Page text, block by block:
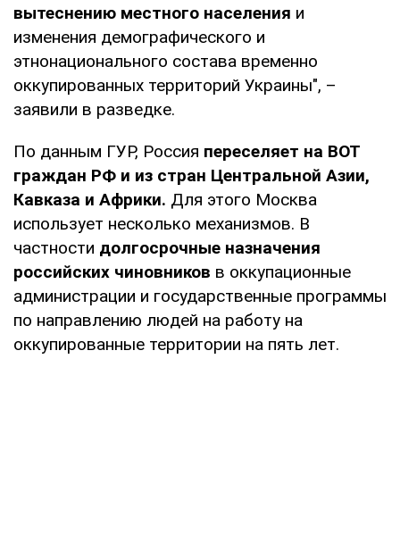
вытеснению местного населения и
изменения демографического и
этнонационального состава временно
оккупированных территорий Украины", –
заявили в разведке.
По данным ГУР, Россия переселяет на ВОТ
граждан РФ и из стран Центральной Азии,
Кавказа и Африки. Для этого Москва
использует несколько механизмов. В
частности долгосрочные назначения
российских чиновников в оккупационные
администрации и государственные программы
по направлению людей на работу на
оккупированные территории на пять лет.